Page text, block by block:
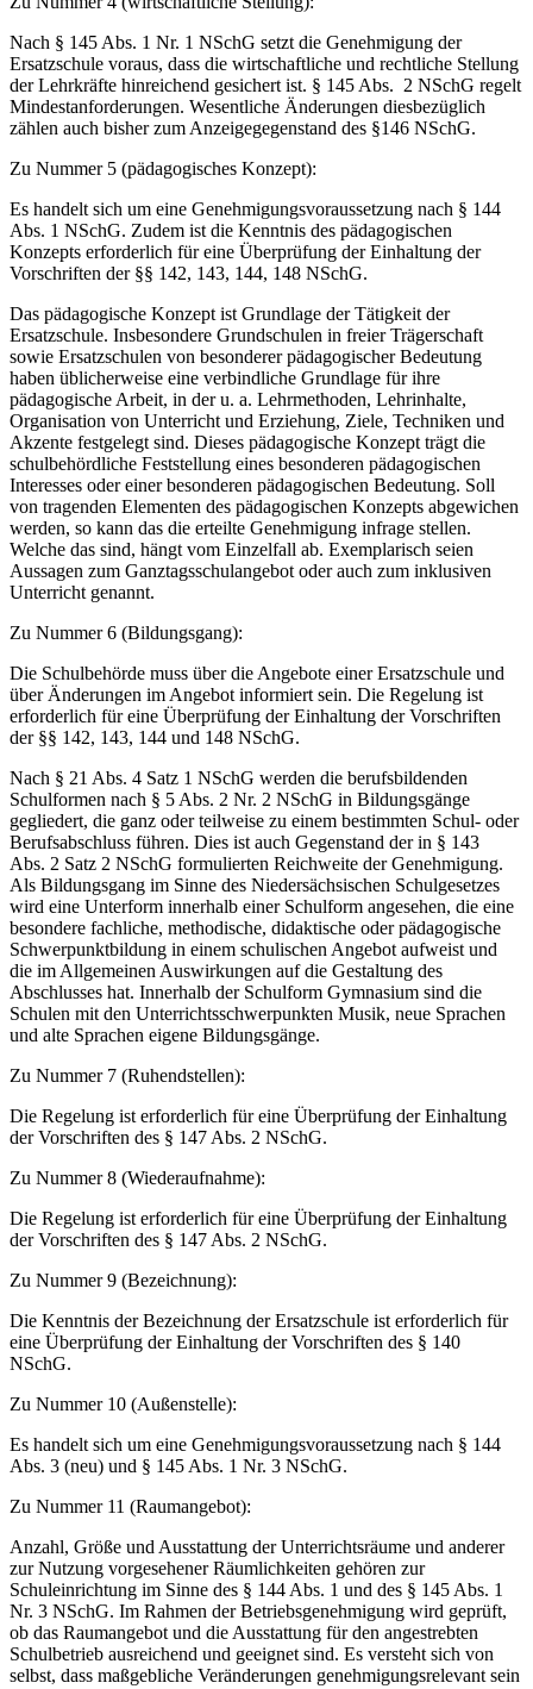
Nach § 145 Abs. 1 Nr. 1 NSchG setzt die Genehmigung der
Ersatzschule voraus, dass die wirtschaftliche und rechtliche Stellung
der Lehrkräfte hinreichend gesichert ist. § 145 Abs. 2 NSchG regelt
Mindestanforderungen. Wesentliche Änderungen diesbezüglich
zählen auch bisher zum Anzeigegegenstand des §146 NSchG.
Zu Nummer 5 (pädagogisches Konzept):
Es handelt sich um eine Genehmigungsvoraussetzung nach § 144
Abs. 1 NSchG. Zudem ist die Kenntnis des pädagogischen
Konzepts erforderlich für eine Überprüfung der Einhaltung der
Vorschriften der §§ 142, 143, 144, 148 NSchG.
Das pädagogische Konzept ist Grundlage der Tätigkeit der
Ersatzschule. Insbesondere Grundschulen in freier Trägerschaft
sowie Ersatzschulen von besonderer pädagogischer Bedeutung
haben üblicherweise eine verbindliche Grundlage für ihre
pädagogische Arbeit, in der u. a. Lehrmethoden, Lehrinhalte,
Organisation von Unterricht und Erziehung, Ziele, Techniken und
Akzente festgelegt sind. Dieses pädagogische Konzept trägt die
schulbehördliche Feststellung eines besonderen pädagogischen
Interesses oder einer besonderen pädagogischen Bedeutung. Soll
von tragenden Elementen des pädagogischen Konzepts abgewichen
werden, so kann das die erteilte Genehmigung infrage stellen.
Welche das sind, hängt vom Einzelfall ab. Exemplarisch seien
Aussagen zum Ganztagsschulangebot oder auch zum inklusiven
Unterricht genannt.
Zu Nummer 6 (Bildungsgang):
Die Schulbehörde muss über die Angebote einer Ersatzschule und
über Änderungen im Angebot informiert sein. Die Regelung ist
erforderlich für eine Überprüfung der Einhaltung der Vorschriften
der §§ 142, 143, 144 und 148 NSchG.
Nach § 21 Abs. 4 Satz 1 NSchG werden die berufsbildenden
Schulformen nach § 5 Abs. 2 Nr. 2 NSchG in Bildungsgänge
gegliedert, die ganz oder teilweise zu einem bestimmten Schul- oder
Berufsabschluss führen. Dies ist auch Gegenstand der in § 143
Abs. 2 Satz 2 NSchG formulierten Reichweite der Genehmigung.
Als Bildungsgang im Sinne des Niedersächsischen Schulgesetzes
wird eine Unterform innerhalb einer Schulform angesehen, die eine
besondere fachliche, methodische, didaktische oder pädagogische
Schwerpunktbildung in einem schulischen Angebot aufweist und
die im Allgemeinen Auswirkungen auf die Gestaltung des
Abschlusses hat. Innerhalb der Schulform Gymnasium sind die
Schulen mit den Unterrichtsschwerpunkten Musik, neue Sprachen
und alte Sprachen eigene Bildungsgänge.
Zu Nummer 7 (Ruhendstellen):
Die Regelung ist erforderlich für eine Überprüfung der Einhaltung
der Vorschriften des § 147 Abs. 2 NSchG.
Zu Nummer 8 (Wiederaufnahme):
Die Regelung ist erforderlich für eine Überprüfung der Einhaltung
der Vorschriften des § 147 Abs. 2 NSchG.
Zu Nummer 9 (Bezeichnung):
Die Kenntnis der Bezeichnung der Ersatzschule ist erforderlich für
eine Überprüfung der Einhaltung der Vorschriften des § 140
NSchG.
Zu Nummer 10 (Außenstelle):
Es handelt sich um eine Genehmigungsvoraussetzung nach § 144
Abs. 3 (neu) und § 145 Abs. 1 Nr. 3 NSchG.
Zu Nummer 11 (Raumangebot):
Anzahl, Größe und Ausstattung der Unterrichtsräume und anderer
zur Nutzung vorgesehener Räumlichkeiten gehören zur
Schuleinrichtung im Sinne des § 144 Abs. 1 und des § 145 Abs. 1
Nr. 3 NSchG. Im Rahmen der Betriebsgenehmigung wird geprüft,
ob das Raumangebot und die Ausstattung für den angestrebten
Schulbetrieb ausreichend und geeignet sind. Es versteht sich von
selbst, dass maßgebliche Veränderungen genehmigungsrelevant sein